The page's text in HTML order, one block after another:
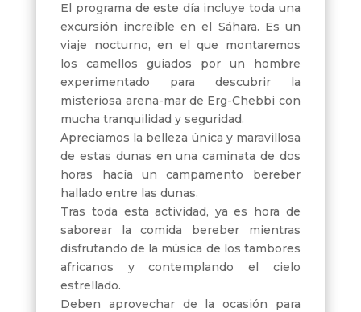
El programa de este día incluye toda una
excursión increíble en el Sáhara. Es un
viaje nocturno, en el que montaremos
los camellos guiados por un hombre
experimentado para descubrir la
misteriosa arena-mar de Erg-Chebbi con
mucha tranquilidad y seguridad.
Apreciamos la belleza única y maravillosa
de estas dunas en una caminata de dos
horas hacía un campamento bereber
hallado entre las dunas.
Tras toda esta actividad, ya es hora de
saborear la comida bereber mientras
disfrutando de la música de los tambores
africanos y contemplando el cielo
estrellado.
Deben aprovechar de la ocasión para